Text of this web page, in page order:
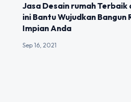
Jasa Desain rumah
ini Bantu Wujudkan Bangun
Impian Anda
Sep 16, 2021